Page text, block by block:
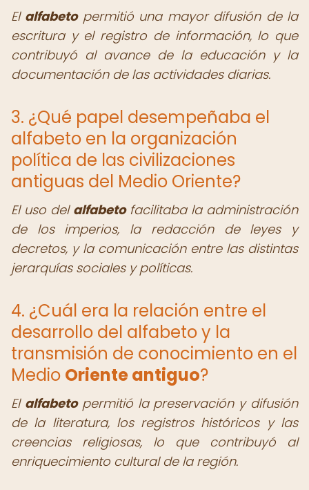
El alfabetopermitió una mayor difusión de la
escritura y el registro de información, lo que
contribuyó al avance de la educación y la
documentación de las actividades diarias.
3. ¿Qué papel desempeñaba el
alfabeto en la organización
política de las civilizaciones
antiguas del Medio Oriente?
El uso del alfabetofacilitaba la administración
de los imperios, la redacción de leyes y
decretos, y la comunicación entre las distintas
jerarquías sociales y políticas.
4. ¿Cuál era la relación entre el
desarrollo del alfabeto y la
transmisión de conocimiento en el
Medio Oriente antiguo?
El alfabetopermitió la preservación y difusión
de la literatura, los registros históricos y las
creencias religiosas, lo que contribuyó al
enriquecimiento cultural de la región.